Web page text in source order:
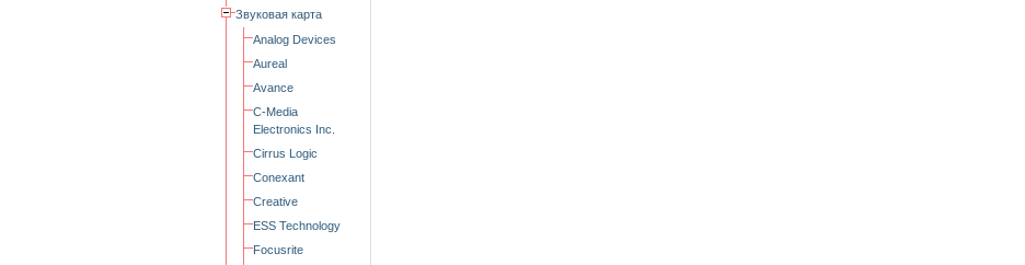
Звуковая карта
Analog Devices
Aureal
Avance
C-Media
Electronics Inc.
Cirrus Logic
Conexant
Creative
ESS Technology
Focusrite